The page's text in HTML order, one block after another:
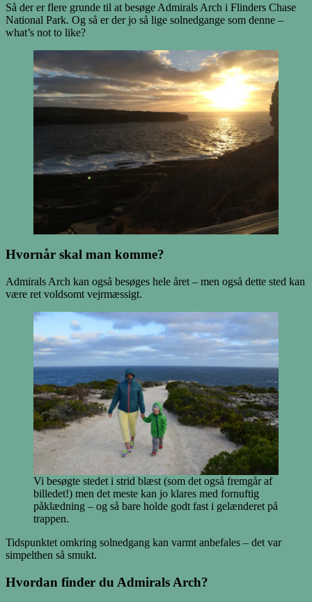
Så der er flere grunde til at besøge Admirals Arch i Flinders Chase
National Park. Og så er der jo så lige solnedgange som denne –
what’s not to like?
Hvornår skal man komme?
Admirals Arch kan også besøges hele året – men også dette sted kan
være ret voldsomt vejrmæssigt.
Vi besøgte stedet i strid blæst (som det også fremgår af
billedet!) men det meste kan jo klares med fornuftig
påklædning – og så bare holde godt fast i gelænderet på
trappen.
Tidspunktet omkring solnedgang kan varmt anbefales – det var
simpelthen så smukt.
Hvordan finder du Admirals Arch?